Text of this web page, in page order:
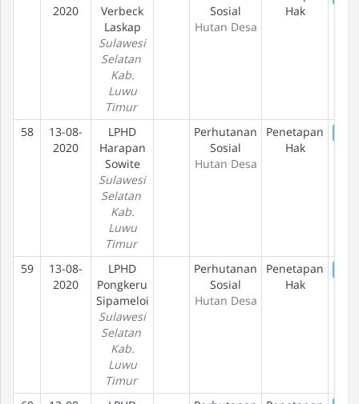
2020
Verbeck
Laskap
Sulawesi
Selatan
Kab.
Luwu
Timur
Sosial
Hutan Desa
Hak
58
13-08-
2020
LPHD
Harapan
Sowite
Sulawesi
Selatan
Kab.
Luwu
Timur
Perhutanan
Sosial
Hutan Desa
Penetapan
Hak
59
13-08-
2020
LPHD
Pongkeru
Sipameloi
Sulawesi
Selatan
Kab.
Luwu
Timur
Perhutanan
Sosial
Hutan Desa
Penetapan
Hak